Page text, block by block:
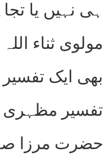
ہی نہیں یا
مولوی ثناء
بھی ایک
تفسیر مظہری
حضرت مرزا